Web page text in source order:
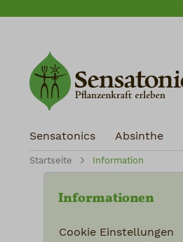
Hauptinhalt springen
Zur Suche springen
Zur Hauptnavigation springen
Sensatonics Absinthe
Startseite Information
Informationen
Cookie Einstellungen